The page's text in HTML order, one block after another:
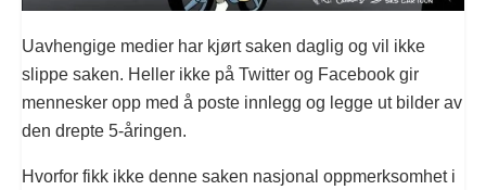
Uavhengige medier har kjørt saken daglig og vil ikke
slippe saken. Heller ikke på Twitter og Facebook gir
mennesker opp med å poste innlegg og legge ut bilder av
den drepte 5-åringen.
Hvorfor fikk ikke denne saken nasjonal oppmerksomhet i